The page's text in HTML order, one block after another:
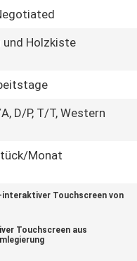
und Holzkiste
D/P, T/T, Western
Monat
Touchscreen von
Touchscreen aus